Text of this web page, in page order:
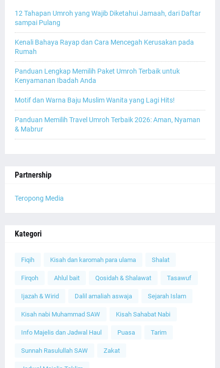
12 Tahapan Umroh yang Wajib Diketahui Jamaah, dari Daftar
sampai Pulang
Kenali Bahaya Rayap dan Cara Mencegah Kerusakan pada
Rumah
Panduan Lengkap Memilih Paket Umroh Terbaik untuk
Kenyamanan Ibadah Anda
Motif dan Warna Baju Muslim Wanita yang Lagi Hits!
Panduan Memilih Travel Umroh Terbaik 2026: Aman, Nyaman
& Mabrur
Partnership
Teropong Media
Kategori
Fiqih Kisah dan karomah para ulama Shalat
Firqoh Ahlul bait Qosidah & Shalawat Tasawuf
Ijazah & Wirid Dalil amaliah aswaja Sejarah Islam
Kisah nabi Muhammad SAW Kisah Sahabat Nabi
Info Majelis dan Jadwal Haul Puasa Tarim
Sunnah Rasulullah SAW Zakat